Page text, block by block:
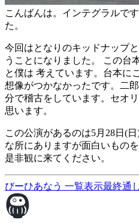
こんばんは。インテグラルで
た。
今回はとなりのキッドナップ
うことになりました。 この台
と僕は 考えています。台本に
想像がつかなかったです。二
分で稽古をしています。セオ
思います。
この公演があるのは5月28日(
な所にありますが面白いもの
是非観に来てください。
びーひあなう 一覧表示最終通